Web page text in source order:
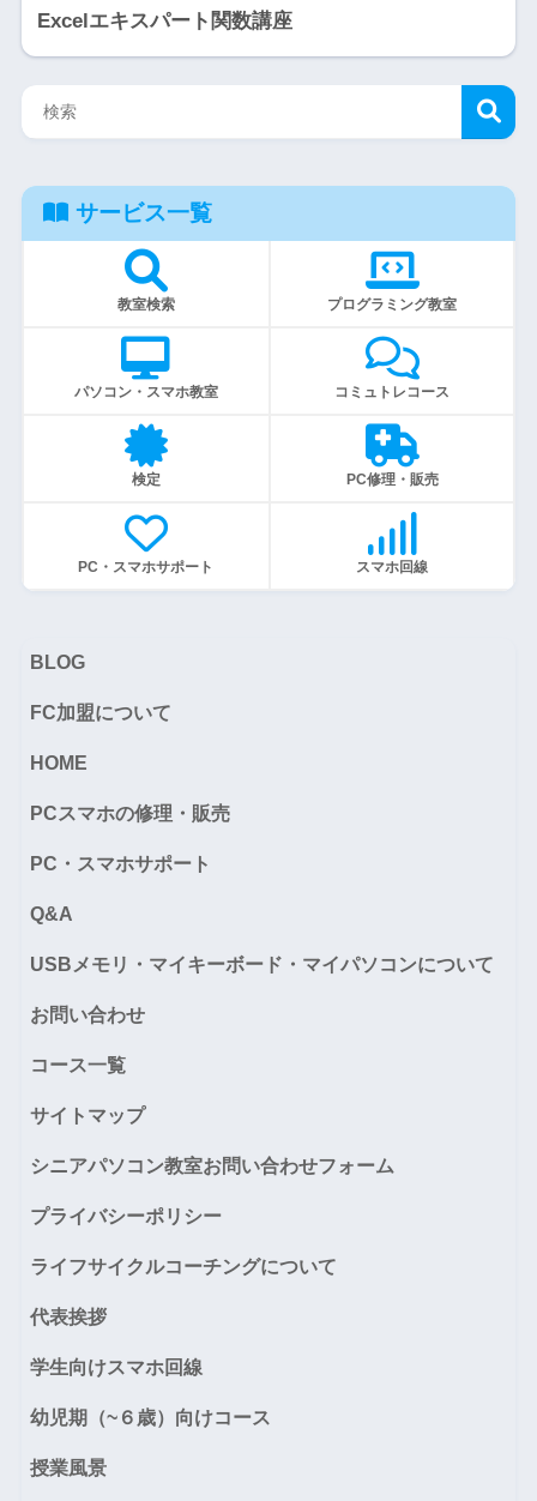
Excelエキスパート関数講座
サービス一覧
教室検索 プログラミング教室
パソコン・スマホ教室 コミュトレコース
検定 PC修理・販売
PC・スマホサポート スマホ回線
BLOG
FC加盟について
HOME
PCスマホの修理・販売
PC・スマホサポート
Q&A
USBメモリ・マイキーボード・マイパソコンについて
お問い合わせ
コース一覧
サイトマップ
シニアパソコン教室お問い合わせフォーム
プライバシーポリシー
ライフサイクルコーチングについて
代表挨拶
学生向けスマホ回線
幼児期（~６歳）向けコース
授業風景